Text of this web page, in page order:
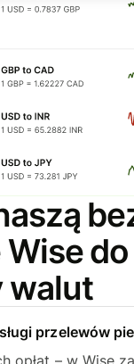
do
walut
przelewów